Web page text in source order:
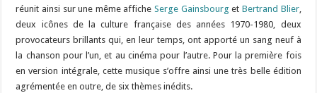
réunit ainsi sur une même afficheSerge Gainsbourg etBertrand Blier,
deux icônes de la culture française des années 1970-1980, deux
provocateurs brillants qui, en leur temps, ont apporté un sang neuf à
la chanson pour l’un, et au cinéma pour l’autre. Pour la première fois
en version intégrale, cette musique s’offre ainsi une très belle édition
agrémentée en outre, de six thèmes inédits.